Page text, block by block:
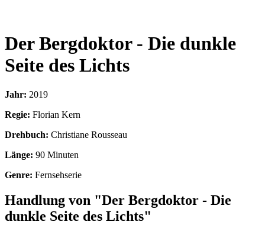
Der Bergdoktor - Die dunkle
Seite des Lichts
Jahr: 2019
Regie: Florian Kern
Drehbuch: Christiane Rousseau
Länge: 90 Minuten
Genre: Fernsehserie
Handlung von "Der Bergdoktor - Die
dunkle Seite des Lichts"